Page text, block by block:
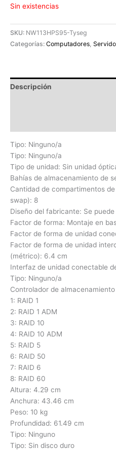
Sin existencias
SKU: NW113HPS95-Tyseg
Categorías: Computadores,
Descripción
Tipo: Ninguno/a
Tipo: Ninguno/a
Tipo de unidad: Sin unidad
Bahías de almacenamiento de
Cantidad de compartimentos
swap): 8
Diseño del fabricante: Se
Factor de forma: Montaje en
Factor de forma de unidad
Factor de forma de unidad
(métrico): 6.4 cm
Interfaz de unidad conectable
Tipo: Ninguno/a
Controlador de
1: RAID 1
2: RAID 1 ADM
3: RAID 10
4: RAID 10 ADM
5: RAID 5
6: RAID 50
7: RAID 6
8: RAID 60
Altura: 4.29 cm
Anchura: 43.46 cm
Peso: 10 kg
Profundidad: 61.49 cm
Tipo: Ninguno
Tipo: Sin disco duro